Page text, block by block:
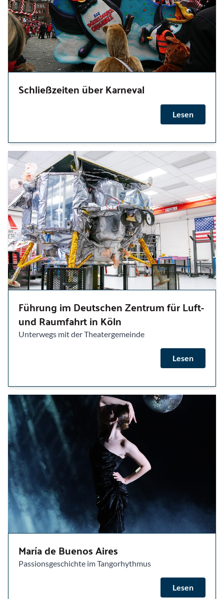
Schließzeiten über Karneval
Lesen
Führung im Deutschen Zentrum für Luft-
und Raumfahrt in Köln
Unterwegs mit der Theatergemeinde
Lesen
María de Buenos Aires
Passionsgeschichte im Tangorhythmus
Lesen